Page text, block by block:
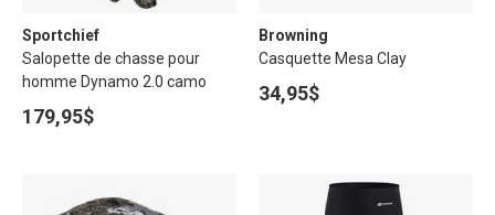
Sportchief
Salopette de chasse pour
homme Dynamo 2.0 camo
179,95$
Browning
Casquette Mesa Clay
34,95$